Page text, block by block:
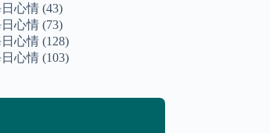
日心情 (43)
日心情 (73)
日心情 (128)
日心情 (103)